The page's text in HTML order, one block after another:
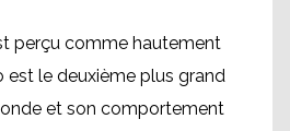
perçu comme hautement
est le deuxième plus grand
et son comportement